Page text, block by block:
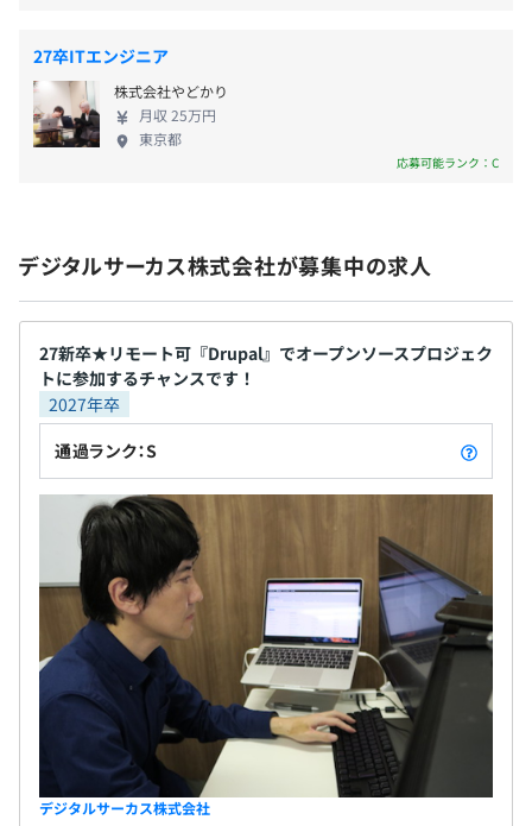
▼開発スタイル
デジタルサーカスではチームのコミュニケーションを重視
したスクラム開発を導入しています。スクラム（アジャイ
ル開発）を採用した5名～8名の開発チームごとにデイリ
ースクラムやスプリント（目標や課題、振り返りなどのミ
ーティング）を行い、チームのコミュニケーションを重視
したスクラム開発を導入しています。自律的かつ、透明性
を重視した自己組織化チームを目指しています。
▼チーム外のコミュニケーション
月に1回全員参加の「All Hands」と呼ばれる全社会議を
開催しており、各チームが前月の活動実績と翌月の活動予
定を共有しています。有志による勉強会やワークショップ
各種社会保険完備
試用期間6カ月（給与は本採用時と同額）
チームの中では「プロダクトオーナー」「スクラム
マスター」など役割に名前が付けられ、その役割を
チームメンバーが担当します。この役割は固定したも
のではなく、いつでも交換可能としています。また、
続けています。 ■このように仕事をしています デジ
タルサーカスでは、オフィスへの出勤/リモートワー
クを使い分けるスタンダードと、完全フルリモート
の2つのワークスタイルを用意しています。 開発はお
客さまオフィスなどへの常駐はせず、メンバーは南
青山のオフィスまたは自宅などで決まった時間に働
いています。ただし、チームがお客さまにしっかりと
サービスを提供できれば、メンバーの体調や都合に
あわせて中抜けなどをチーム内で調整することも可
能です。 メンバーは支給された MacBook Pro 上に
Vagrant や Docker で個人開発環境を構築して開発を
進めます。開発タスクは課題管理システム Redmine
で管理していて、チームの計画ミーティングで相談
して担当を決めます。自分の担当になったタスクでプ
ログラムを書いたらソースコード管理システム
GitLab に登録してチームメンバのレビューを受け、
OKとなれば社内開発環境やテスト環境、本番環境と
反映されていきます。この体制で進めることにより、
チームとしてプロダクトの品質を保ちつつチームメ
ンバーが成長することができます。
27卒ITエンジニア
株式会社やどかり
月収 25万円
東京都
応募可能ランク：C
デジタルサーカス株式会社が募集中の求人
27新卒★リモート可『Drupal』でオープンソースプロジェク
トに参加するチャンスです！
2027年卒
通過ランク：S
デジタルサーカス株式会社